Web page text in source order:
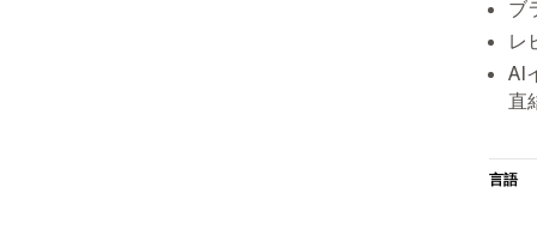
ブ
レ
AI
直
言語